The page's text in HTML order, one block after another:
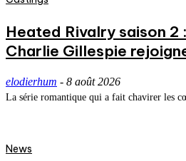
Heated Rivalry saison 2
Charlie Gillespie
elodierhum - 8 août 2026
La série romantique qui a fait chavirer les
News